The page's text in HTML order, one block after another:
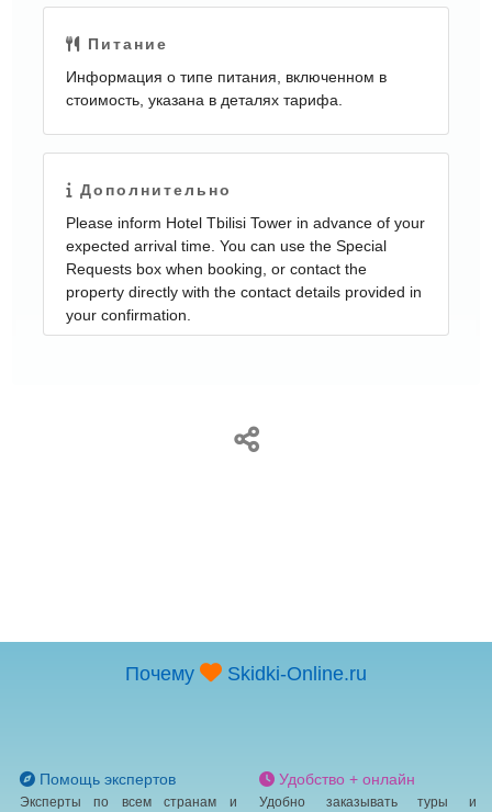
Питание
Информация о типе питания, включенном в
стоимость, указана в деталях тарифа.
Дополнительно
Please inform Hotel Tbilisi Tower in advance of your
expected arrival time. You can use the Special
Requests box when booking, or contact the
property directly with the contact details provided in
your confirmation.
Почему Skidki-Online.ru
Помощь экспертов
Эксперты по всем странам и
Удобство + онлайн
Удобно заказывать туры и